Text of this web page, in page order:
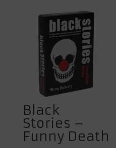
Black
Stories –
Funny Death